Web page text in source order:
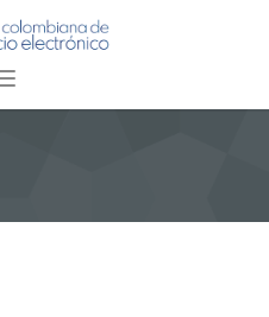
Toggle navigation